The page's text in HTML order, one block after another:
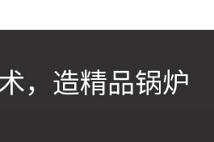
，造精品锅炉